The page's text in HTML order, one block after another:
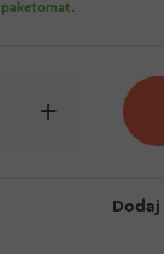
paketomat.